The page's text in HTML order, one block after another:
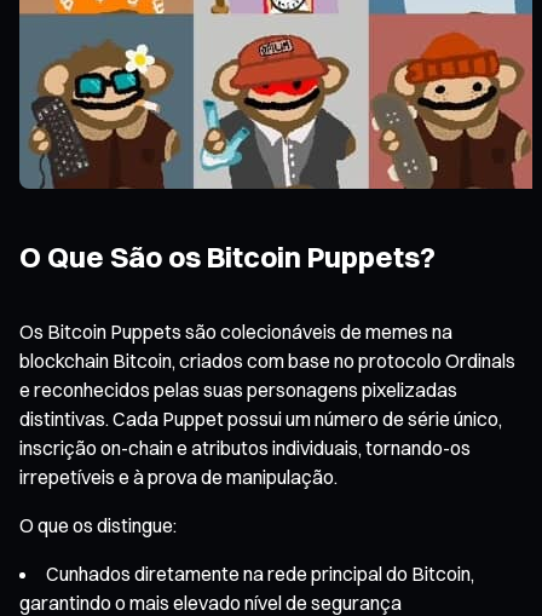
O Que São os Bitcoin Puppets?
Os Bitcoin Puppets são colecionáveis de memes na
blockchain Bitcoin, criados com base no protocolo Ordinals
e reconhecidos pelas suas personagens pixelizadas
distintivas. Cada Puppet possui um número de série único,
inscrição on-chain e atributos individuais, tornando-os
irrepetíveis e à prova de manipulação.
O que os distingue:
Cunhados diretamente na rede principal do Bitcoin,
garantindo o mais elevado nível de segurança